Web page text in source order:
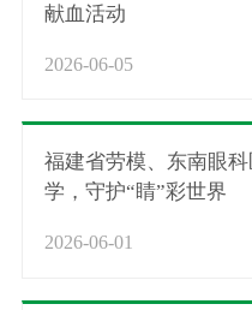
献血活动
2026-06-05
福建省劳模、东南眼
学，守护“睛”彩世界
2026-06-01